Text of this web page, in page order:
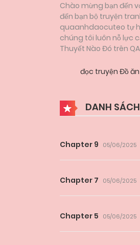
Chào mừng bạn đến
đến bạn bộ truyện
quaanhdaocuteo tự
chúng tôi luôn nỗ lực
Thuyết Nào Đó trên
đọc truyện Đồ
DANH
Chapter 9 05/06/2025
Chapter 7 05/06/2025
Chapter 5 05/06/2025